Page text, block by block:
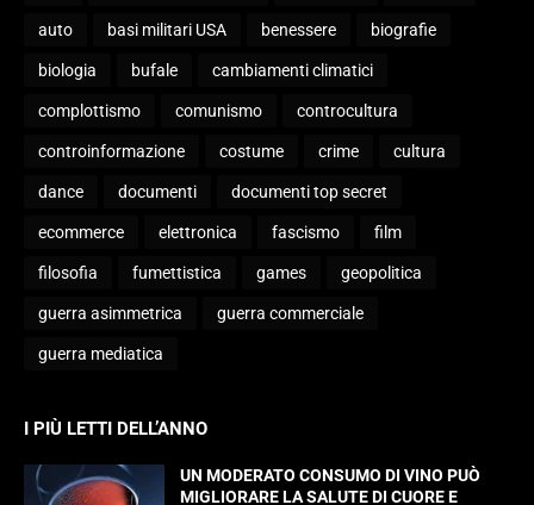
auto basi militari USA benessere biografie
biologia bufale cambiamenti climatici
complottismo comunismo controcultura
controinformazione costume crime cultura
dance documenti documenti top secret
ecommerce elettronica fascismo film
filosofia fumettistica games geopolitica
guerra asimmetrica guerra commerciale
guerra mediatica
I PIÙ LETTI DELL’ANNO
UN MODERATO CONSUMO DI VINO PUÒ
MIGLIORARE LA SALUTE DI CUORE E